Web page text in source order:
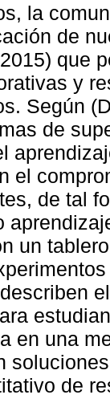
la
de
que
y
Según
de
el
de tal
un
en una
de